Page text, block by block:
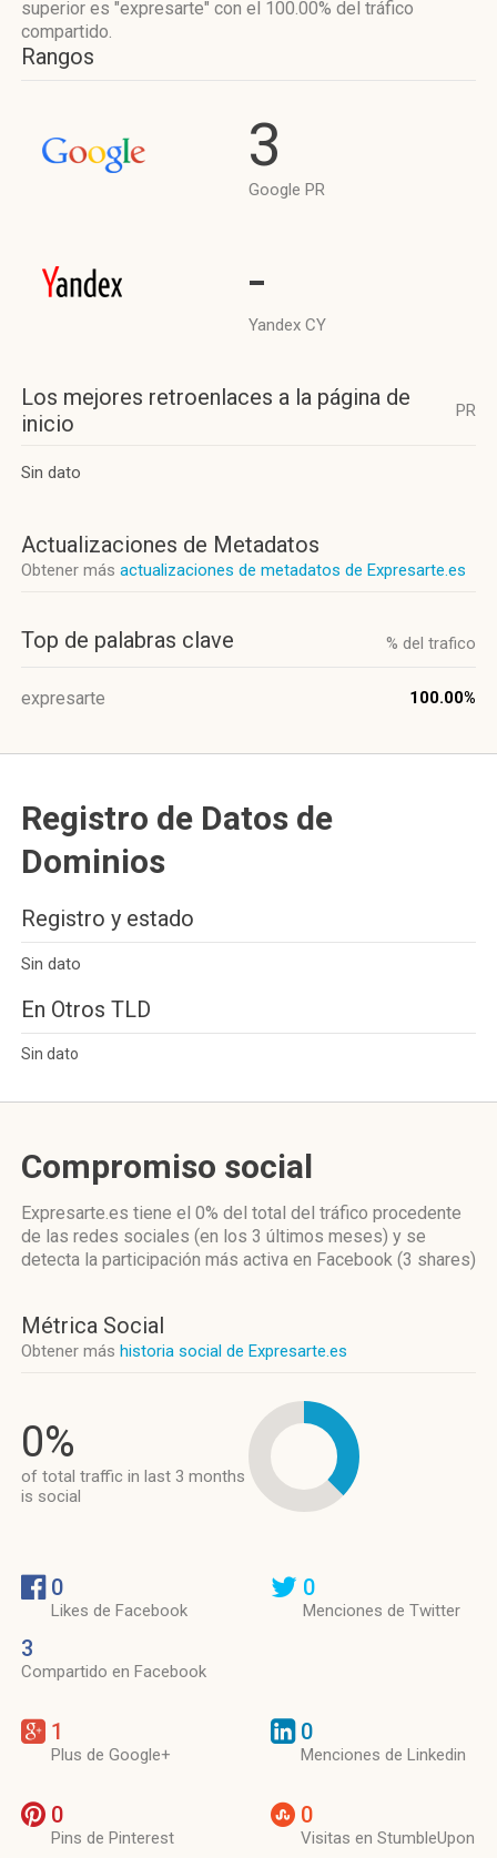
superior es "expresarte" con el 100.00% del tráfico
compartido.
Rangos
3
Google PR
-
Yandex CY
Los mejores retroenlaces a la página de
inicio
PR
Sin dato
Actualizaciones de Metadatos
Obtener más actualizaciones de metadatos de Expresarte.es
Top de palabras clave % del trafico
expresarte 100.00%
Registro de Datos de
Dominios
Registro y estado
Sin dato
En Otros TLD
Sin dato
Compromiso social
Expresarte.es tiene el 0% del total del tráfico procedente
de las redes sociales (en los 3 últimos meses) y se
detecta la participación más activa en Facebook (3 shares)
Métrica Social
Obtener más historia social de Expresarte.es
0%
of total traffic in last 3 months
is social
0
Likes de Facebook
3
Compartido en Facebook
0
Menciones de Twitter
1
Plus de Google+
0
Menciones de Linkedin
0
Pins de Pinterest
0
Visitas en StumbleUpon